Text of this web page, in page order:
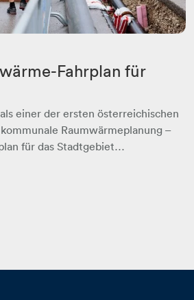
Fahrplan für
einer der ersten österreichischen
Raumwärmeplanung –
für das Stadtgebiet…